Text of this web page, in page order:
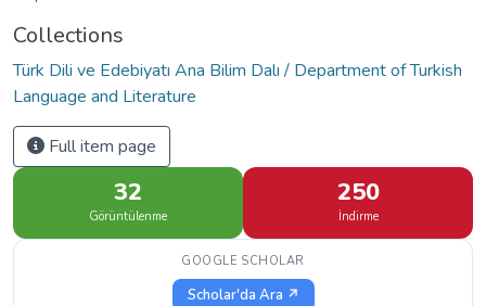
Collections
Türk Dili ve Edebiyatı Ana Bilim Dalı / Department of Turkish
Language and Literature
Full item page
32
Görüntülenme
250
İndirme
GOOGLE SCHOLAR
Scholar'da Ara ↗